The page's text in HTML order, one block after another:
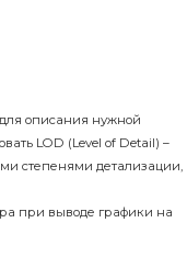
описания нужной
LOD (Level of Detail) –
степенями детализации,
при выводе графики на